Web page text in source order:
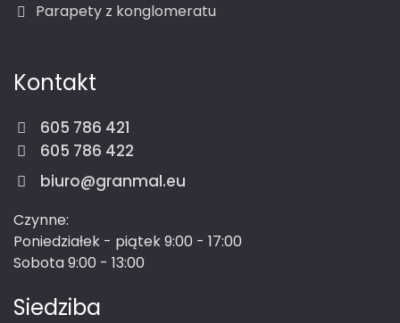
Parapety z konglomeratu
Kontakt
605 786 421
605 786 422
biuro@granmal.eu
Czynne:
Poniedziałek - piątek 9:00 - 17:00
Sobota 9:00 - 13:00
Siedziba